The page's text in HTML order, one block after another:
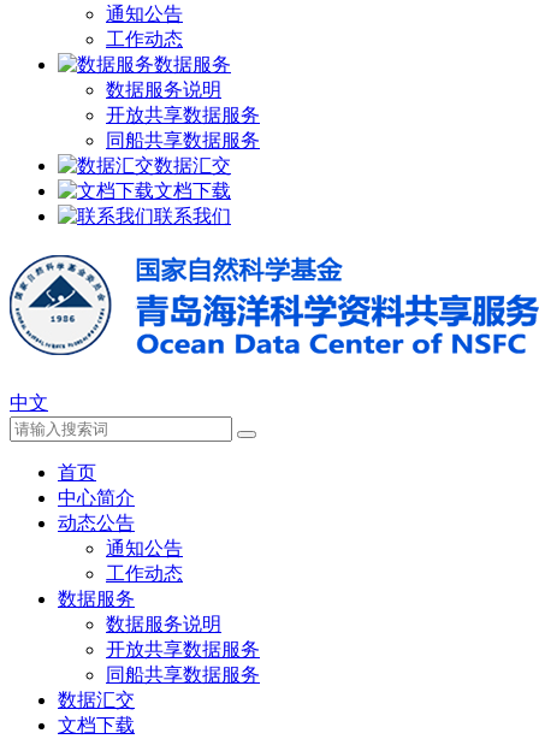
通知公告
工作动态
数据服务
数据服务说明
开放共享数据服务
同船共享数据服务
数据汇交
文档下载
联系我们
中文
首页
中心简介
动态公告
通知公告
工作动态
数据服务
数据服务说明
开放共享数据服务
同船共享数据服务
数据汇交
文档下载